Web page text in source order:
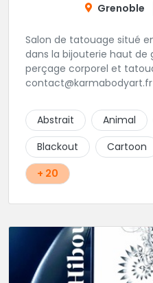
Grenoble
Salon de tatouage situé
dans la bijouterie haut de
perçage corporel et
contact@karmabodyart.fr
Abstrait Animal
Blackout
Cartoon
+ 20